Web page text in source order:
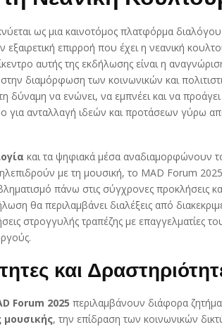
ως μια καινοτόμος πλατφόρμα
εξαιρετική επιρροή που έχει η νεανική
αυτής της εκδήλωσης είναι η
διαμόρφωση των κοινωνικών και
δύναμη να ενώνει, να εμπνέει και να
ανταλλαγή ιδεών και προτάσεων γύρω
και τα ψηφιακά μέσα αναδιαμορφώνουν
με τη μουσική, το MAD Forum
πάνω στις σύγχρονες προκλήσεις
θα περιλαμβάνει διαλέξεις από
στρογγυλής τραπέζης με επαγγελματίες
και
Forum 2025 περιλαμβάνουν διάφορα
μουσικής, την επίδραση των κοινωνικών